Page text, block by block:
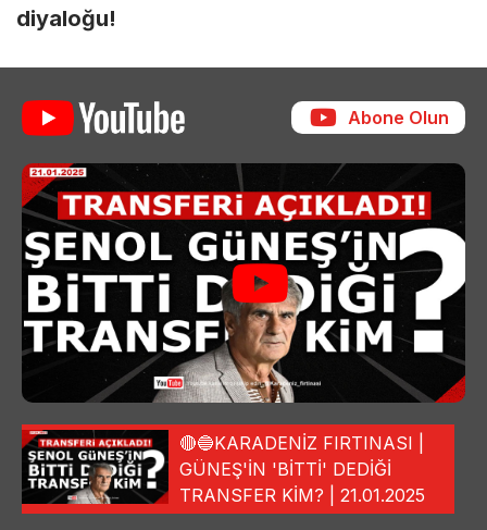
diyaloğu!
Abone Olun
🔴🔵KARADENİZ FIRTINASI |
GÜNEŞ'İN 'BİTTİ' DEDİĞİ
TRANSFER KİM? | 21.01.2025